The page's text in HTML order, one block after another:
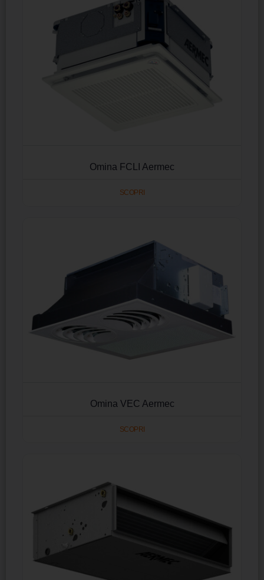
Omina FCLI Aermec
SCOPRI
Omina VEC Aermec
SCOPRI